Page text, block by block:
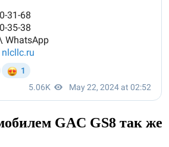
GAC GS8 так же